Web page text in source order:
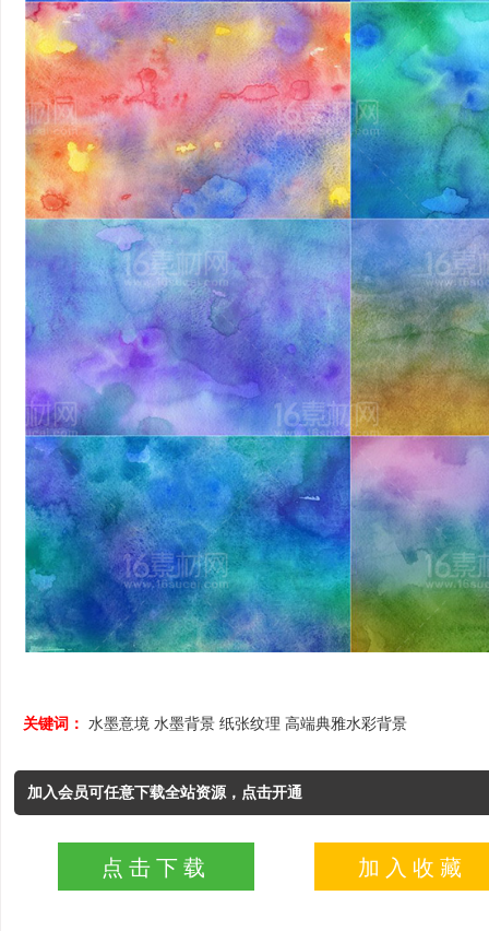
关键词： 水墨意境 水墨背景 纸张纹理 高端典雅水彩背景
加入会员可任意下载全站资源，点击开通
点击下载 加入收藏